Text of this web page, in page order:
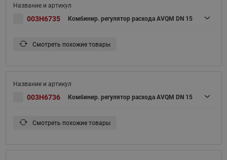
003H6735 Комбинир. регулятор расхода AVQM DN 15
Смотреть похожие товары
003H6736 Комбинир. регулятор расхода AVQM DN 15
Смотреть похожие товары